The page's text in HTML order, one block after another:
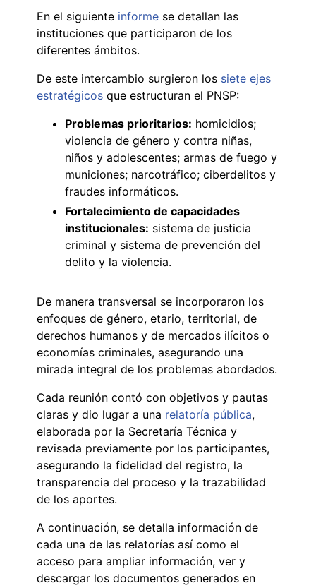
En el siguiente informe se detallan las
instituciones que participaron de los
diferentes ámbitos.
De este intercambio surgieron los siete ejes
estratégicos que estructuran el PNSP:
Problemas prioritarios: homicidios;
violencia de género y contra niñas,
niños y adolescentes; armas de fuego y
municiones; narcotráfico; ciberdelitos y
fraudes informáticos.
Fortalecimiento de capacidades
institucionales: sistema de justicia
criminal y sistema de prevención del
delito y la violencia.
De manera transversal se incorporaron los
enfoques de género, etario, territorial, de
derechos humanos y de mercados ilícitos o
economías criminales, asegurando una
mirada integral de los problemas abordados.
Cada reunión contó con objetivos y pautas
claras y dio lugar a una relatoría pública,
elaborada por la Secretaría Técnica y
revisada previamente por los participantes,
asegurando la fidelidad del registro, la
transparencia del proceso y la trazabilidad
de los aportes.
A continuación, se detalla información de
cada una de las relatorías así como el
acceso para ampliar información, ver y
descargar los documentos generados en